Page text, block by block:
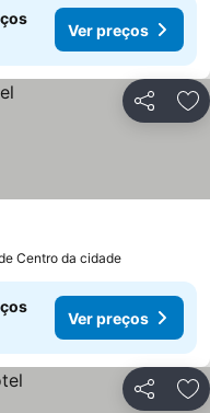
Ver preços
Partilhar
Centro da cidade
Ver preços
Partilhar